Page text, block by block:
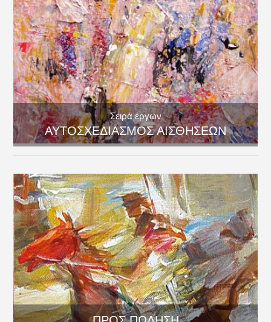
Σειρά έργων
ΑΥΤΟΣΧΕΔΙΑΣΜΟΣ ΑΙΣΘΗΣΕΩΝ